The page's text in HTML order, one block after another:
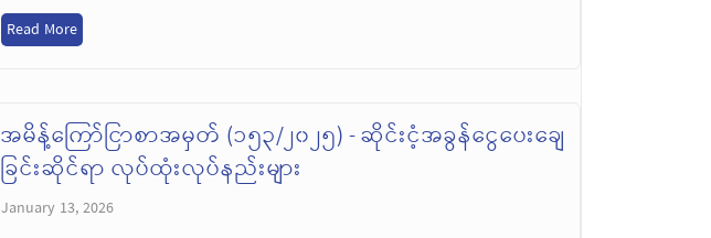
Read More
အမိန့်ကြော်ငြာစာအမှတ် (၁၅၃/၂၀၂၅) - ဆိုင်းငံ့အခွန်ငွေပေးချေ
ခြင်းဆိုင်ရာ လုပ်ထုံးလုပ်နည်းများ
January 13, 2026